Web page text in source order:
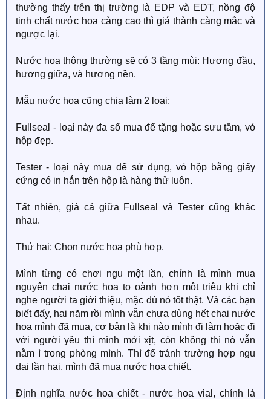
thường thấy trên thị trường là EDP và EDT, nồng độ
tinh chất nước hoa càng cao thì giá thành càng mắc và
ngược lại.
Nước hoa thông thường sẽ có 3 tầng mùi: Hương đầu,
hương giữa, và hương nền.
Mẫu nước hoa cũng chia làm 2 loại:
Fullseal - loại này đa số mua để tặng hoặc sưu tầm, vỏ
hộp đẹp.
Tester - loại này mua để sử dụng, vỏ hộp bằng giấy
cứng có in hẳn trên hộp là hàng thử luôn.
Tất nhiên, giá cả giữa Fullseal và Tester cũng khác
nhau.
Thứ hai: Chọn nước hoa phù hợp.
Mình từng có chơi ngu một lần, chính là mình mua
nguyên chai nước hoa to oành hơn một triệu khi chỉ
nghe người ta giới thiệu, mặc dù nó tốt thật. Và các bạn
biết đấy, hai năm rồi mình vẫn chưa dùng hết chai nước
hoa mình đã mua, cơ bản là khi nào mình đi làm hoặc đi
với người yêu thì mình mới xịt, còn không thì nó vẫn
nằm ì trong phòng mình. Thì để tránh trường hợp ngu
dại lần hai, mình đã mua nước hoa chiết.
Định nghĩa nước hoa chiết - nước hoa vial, chính là